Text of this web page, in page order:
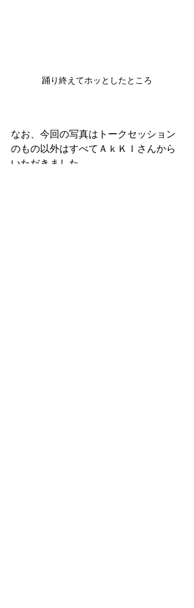
踊り終えてホッとしたところ
なお、今回の写真はトークセッション
のもの以外はすべてＡｋＫＩさんから
いただきました。